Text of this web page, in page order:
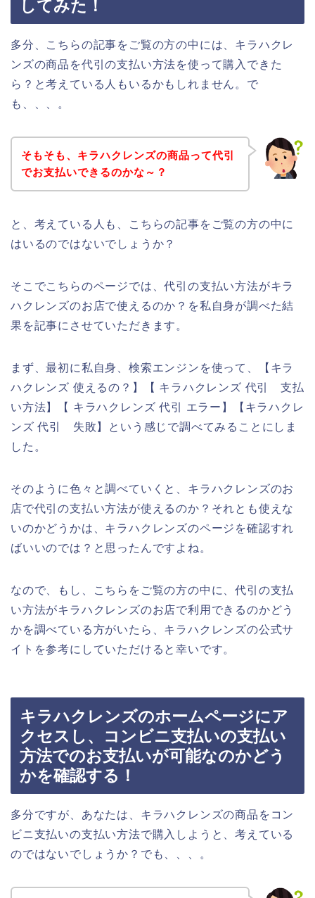
してみた！
多分、こちらの記事をご覧の方の中には、キラハクレ
ンズの商品を代引の支払い方法を使って購入できた
ら？と考えている人もいるかもしれません。で
も、、、。
そもそも、キラハクレンズの商品って代引
でお支払いできるのかな～？
と、考えている人も、こちらの記事をご覧の方の中に
はいるのではないでしょうか？
そこでこちらのページでは、代引の支払い方法がキラ
ハクレンズのお店で使えるのか？を私自身が調べた結
果を記事にさせていただきます。
まず、最初に私自身、検索エンジンを使って、【キラ
ハクレンズ 使えるの？】【 キラハクレンズ 代引 支払
い方法】【 キラハクレンズ 代引 エラー】【キラハクレ
ンズ 代引 失敗】という感じで調べてみることにしま
した。
そのように色々と調べていくと、キラハクレンズのお
店で代引の支払い方法が使えるのか？それとも使えな
いのかどうかは、キラハクレンズのページを確認すれ
ばいいのでは？と思ったんですよね。
なので、もし、こちらをご覧の方の中に、代引の支払
い方法がキラハクレンズのお店で利用できるのかどう
かを調べている方がいたら、キラハクレンズの公式サ
イトを参考にしていただけると幸いです。
キラハクレンズのホームページにア
クセスし、コンビニ支払いの支払い
方法でのお支払いが可能なのかどう
かを確認する！
多分ですが、あなたは、キラハクレンズの商品をコン
ビニ支払いの支払い方法で購入しようと、考えている
のではないでしょうか？でも、、、。